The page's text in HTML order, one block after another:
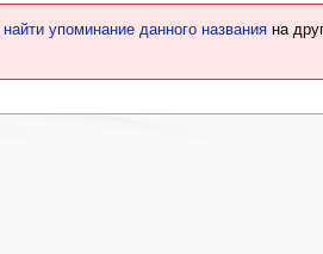
найти упоминание данного названияна